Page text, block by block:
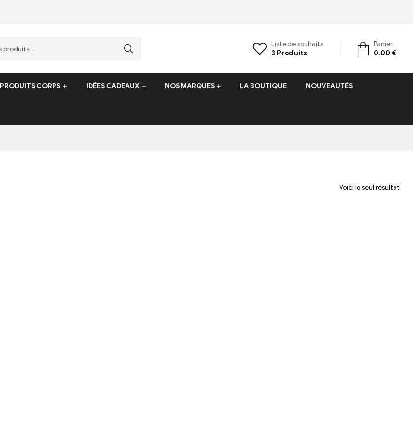
Liste de souhaits
3 Produits
Panier
0.00 €
PRODUITS CORPS IDÉES CADEAUX NOS MARQUES LA BOUTIQUE NOUVEAUTÉS
Voici le seul résultat